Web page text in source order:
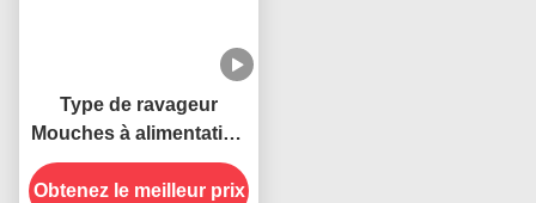
Type de ravageur
Mouches à alimentation
USB Col pliable
suspendu Insectes
Obtenez le meilleur prix